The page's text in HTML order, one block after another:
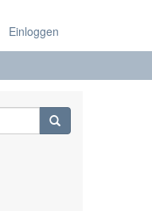
Einloggen